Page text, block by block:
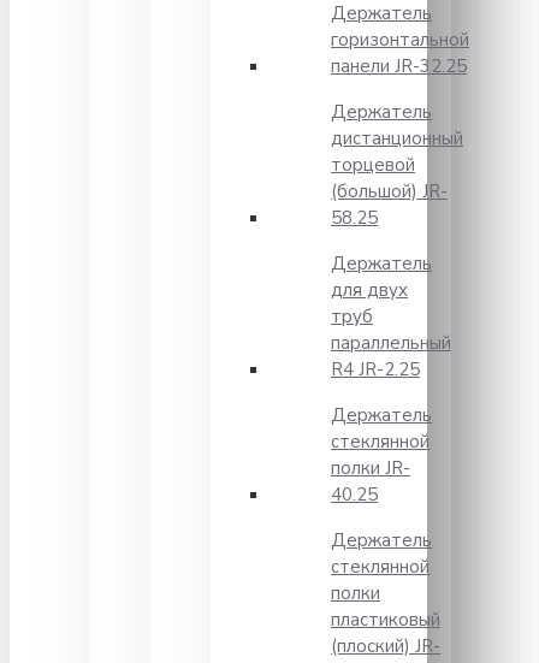
Держатель
горизонтальной
панели JR-32.25
Держатель
дистанционный
торцевой
(большой) JR-
58.25
Держатель
для двух
труб
параллельный
R4 JR-2.25
Держатель
стеклянной
полки JR-
40.25
Держатель
стеклянной
полки
пластиковый
(плоский) JR-